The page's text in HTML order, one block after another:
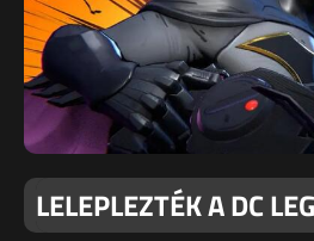
LELEPLEZTÉK A DC